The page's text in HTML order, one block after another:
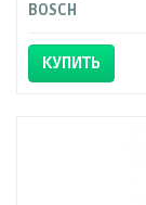
BOSCH
КУПИТЬ